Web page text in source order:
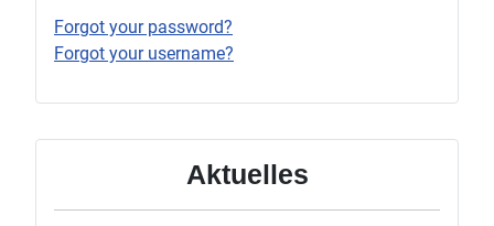
Aktuelles
Forgot your password?
Forgot your username?